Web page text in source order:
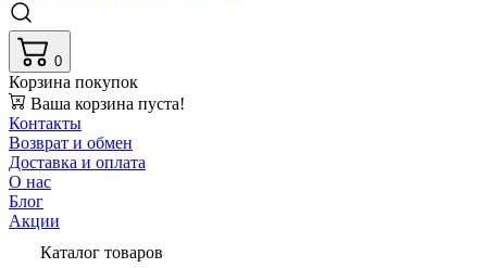
0
Корзина покупок
Ваша корзина пуста!
Контакты
Возврат и обмен
Доставка и оплата
О нас
Блог
Акции
Каталог товаров